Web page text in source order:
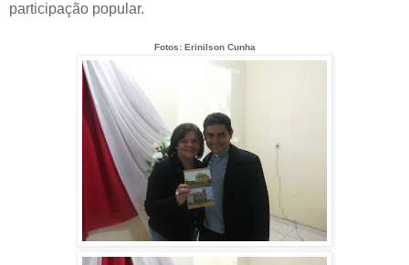
participação popular.
Fotos: Erinilson Cunha